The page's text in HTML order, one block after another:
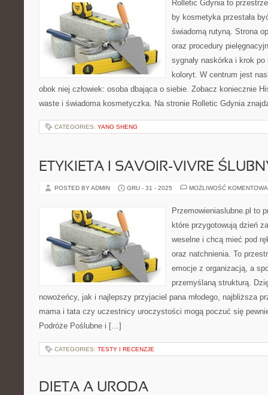
Rolletic Gdynia to
by kosmetyka przestała
świadomą rutyną. Strona
oraz procedury
sygnały naskórka i krok po
koloryt. W centrum jest
obok niej człowiek: osoba dbająca o siebie. Zobacz koniecznie
waste i świadoma kosmetyczka. Na stronie Rolletic Gdynia
CATEGORIES: YANG SHENG
ETYKIETA I SAVOIR-VIVRE
POSTED BY ADMIN GRU - 31 - 2025 MOŻLIWOŚĆ
Przemowieniaslubne.pl to
które przygotowują dzień
weselne i chcą mieć pod
oraz natchnienia. To
emocje z organizacją, a
przemyślaną strukturą.
nowożeńcy, jak i najlepszy przyjaciel pana młodego, najbliższa
mama i tata czy uczestnicy uroczystości mogą poczuć się
Podróże Poślubne i […]
CATEGORIES: TESTY I RECENZJE
DIETA A URODA